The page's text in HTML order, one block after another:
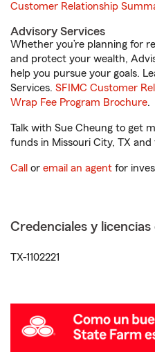
Customer Relationship
Advisory Services
Whether you’re planning for
and protect your wealth,
help you pursue your goals.
Services. SFIMC Customer
Wrap Fee Program Brochure.
Talk with Sue Cheung to get
funds in Missouri City, TX
Call or email an agent for
Credenciales y licencias
TX-1102221